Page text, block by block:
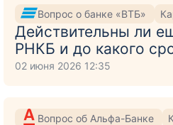
Вопрос о банке «ВТБ»
Действительны ли
РНКБ и до какого
02 июня 2026 12:35
Вопрос об Альфа-Банке